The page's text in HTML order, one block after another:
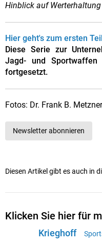
Hinblick auf
Hier geht's zum ersten
Diese Serie zur
Jagd- und
fortgesetzt.
Fotos: Dr. Frank B.
Newsletter abonnieren
Diesen Artikel gibt es auch in
Klicken Sie hier für
Krieghoff